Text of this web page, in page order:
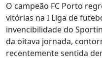
O campeão FC Porto
vitórias na I Liga de
invencibilidade do
da oitava jornada,
recentemente sentida